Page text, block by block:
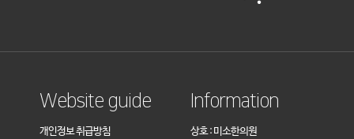
Website guide
개인정보 취급방침
Information
상호 : 미소한의원